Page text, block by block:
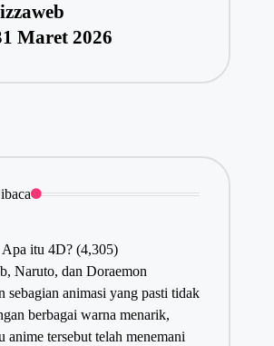
Maret 2026
itu 4D? (4,305)
Naruto, dan Doraemon
sebagian animasi yang pasti tidak
berbagai warna menarik,
anime tersebut telah menemani